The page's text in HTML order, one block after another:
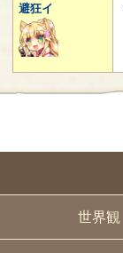
世界観
避狂イ